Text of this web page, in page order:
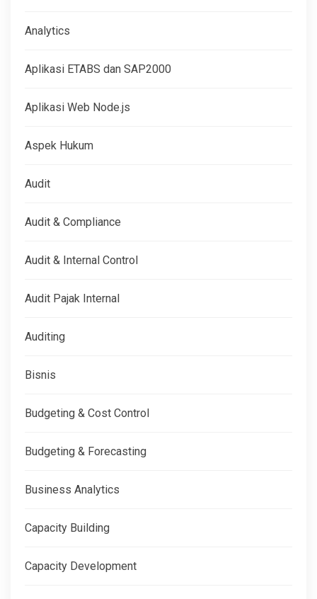
Analytics
Aplikasi ETABS dan SAP2000
Aplikasi Web Node.js
Aspek Hukum
Audit
Audit & Compliance
Audit & Internal Control
Audit Pajak Internal
Auditing
Bisnis
Budgeting & Cost Control
Budgeting & Forecasting
Business Analytics
Capacity Building
Capacity Development